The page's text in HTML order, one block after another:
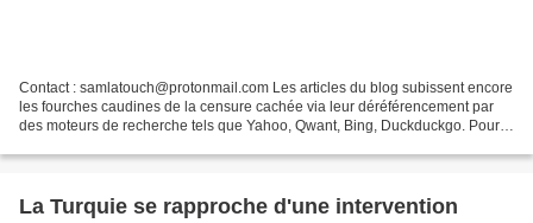
Contact : samlatouch@protonmail.com Les articles du blog subissent encore
les fourches caudines de la censure cachée via leur déréférencement par
des moteurs de recherche tels que Yahoo, Qwant, Bing, Duckduckgo. Pour
La Turquie se rapproche d'une intervention